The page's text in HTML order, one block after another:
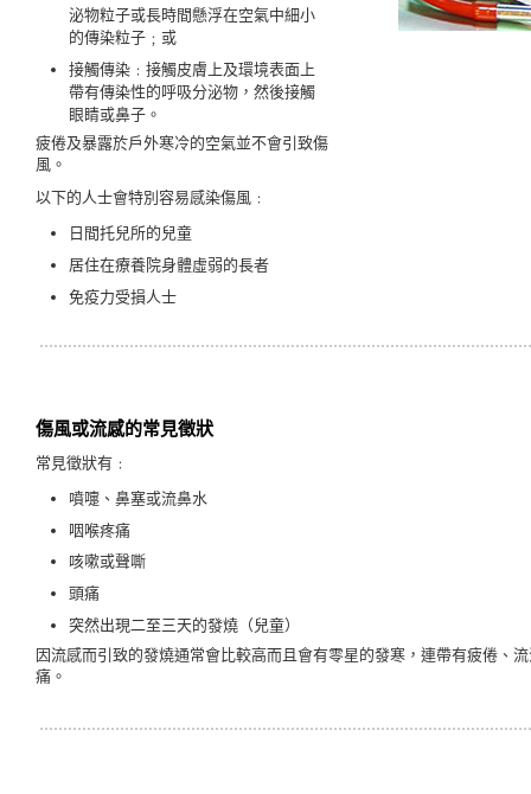
泌物粒子或長時間懸浮在空氣中細小
的傳染粒子﹔或
接觸傳染﹕接觸皮膚上及環境表面上
帶有傳染性的呼吸分泌物，然後接觸
眼睛或鼻子。
疲倦及暴露於戶外寒冷的空氣並不會引致傷
風。
以下的人士會特別容易感染傷風﹕
日間托兒所的兒童
居住在療養院身體虛弱的長者
免疫力受損人士
傷風或流感的常見徵狀
常見徵狀有﹕
噴嚏、鼻塞或流鼻水
咽喉疼痛
咳嗽或聲嘶
頭痛
突然出現二至三天的發燒（兒童）
因流感而引致的發燒通常會比較高而且會有零星的發寒，連帶有疲倦、
痛。